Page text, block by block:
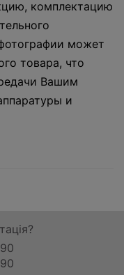
комплектацию
может
товара, что
Вашим
и